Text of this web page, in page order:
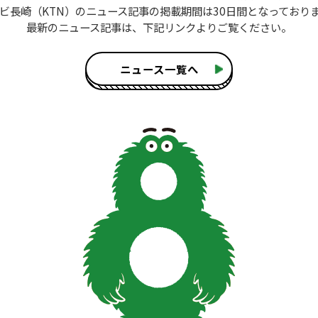
長崎（KTN）のニュース記事の掲載期間は30日間となっており
最新のニュース記事は、 下記リンクよりご覧ください。
ニュース一覧へ